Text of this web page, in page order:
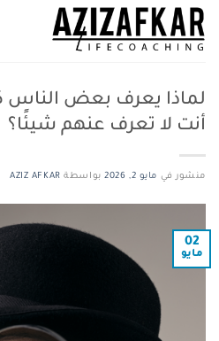
لماذا يعرف بعض الناس
أنت لا تعرف عنهم شيئًا؟
منشور في مايو 2, 2026 بواسطة AZIZ AFKAR
02
مايو